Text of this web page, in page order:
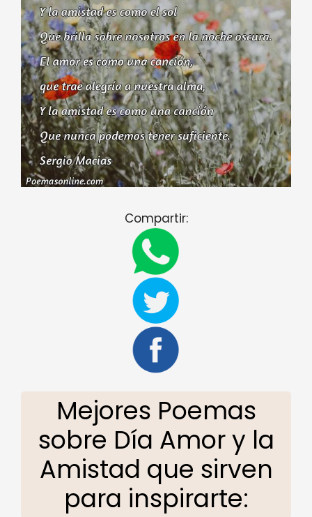
Compartir:
Mejores Poemas
sobre Día Amor y la
Amistad que sirven
para inspirarte: